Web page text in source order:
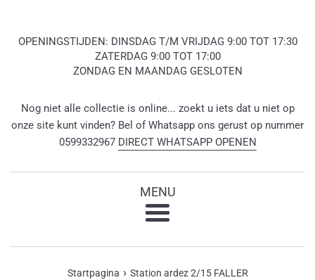
OPENINGSTIJDEN: DINSDAG T/M VRIJDAG 9:00 TOT 17:30
ZATERDAG 9:00 TOT 17:00
ZONDAG EN MAANDAG GESLOTEN
Nog niet alle collectie is online... zoekt u iets dat u niet op
onze site kunt vinden? Bel of Whatsapp ons gerust op nummer
0599332967 DIRECT WHATSAPP OPENEN
MENU
Startpagina › Station ardez 2/15 FALLER